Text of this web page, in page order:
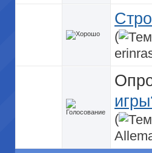
(
(